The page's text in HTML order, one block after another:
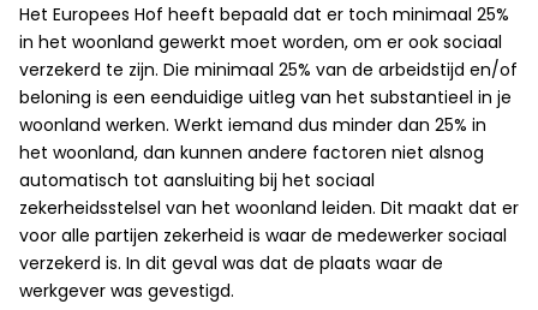
Het Europees Hof heeft bepaald dat er toch minimaal 25%
in het woonland gewerkt moet worden, om er ook sociaal
verzekerd te zijn. Die minimaal 25% van de arbeidstijd en/of
beloning is een eenduidige uitleg van het substantieel in je
woonland werken. Werkt iemand dus minder dan 25% in
het woonland, dan kunnen andere factoren niet alsnog
automatisch tot aansluiting bij het sociaal
zekerheidsstelsel van het woonland leiden. Dit maakt dat er
voor alle partijen zekerheid is waar de medewerker sociaal
verzekerd is. In dit geval was dat de plaats waar de
werkgever was gevestigd.